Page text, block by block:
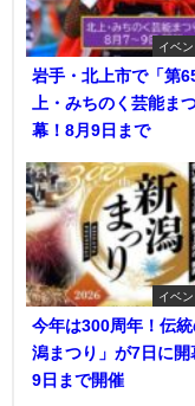
イベ
岩手・北上市で「第
上・みちのく芸能ま
幕！8月9日まで
イベ
今年は300周年！伝
潟まつり」が7日に開
9日まで開催